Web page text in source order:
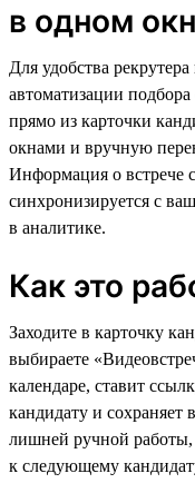
в одном
Для удобства
автоматизации
прямо из карточки
окнами и вручную
Информация о встрече
синхронизируется с
в аналитике.
Как это
Заходите в карточку
выбираете
календаре, ставит
кандидату и
лишней ручной работы,
к следующему